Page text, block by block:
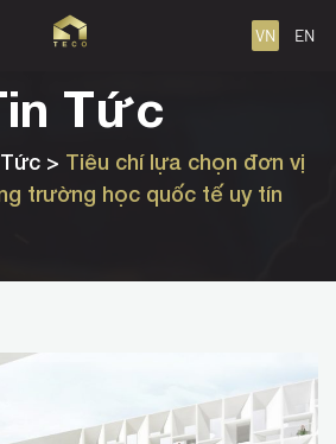
EN
VN
Tức
> Tiêu chí lựa chọn đơn vị
trường học quốc tế uy tín